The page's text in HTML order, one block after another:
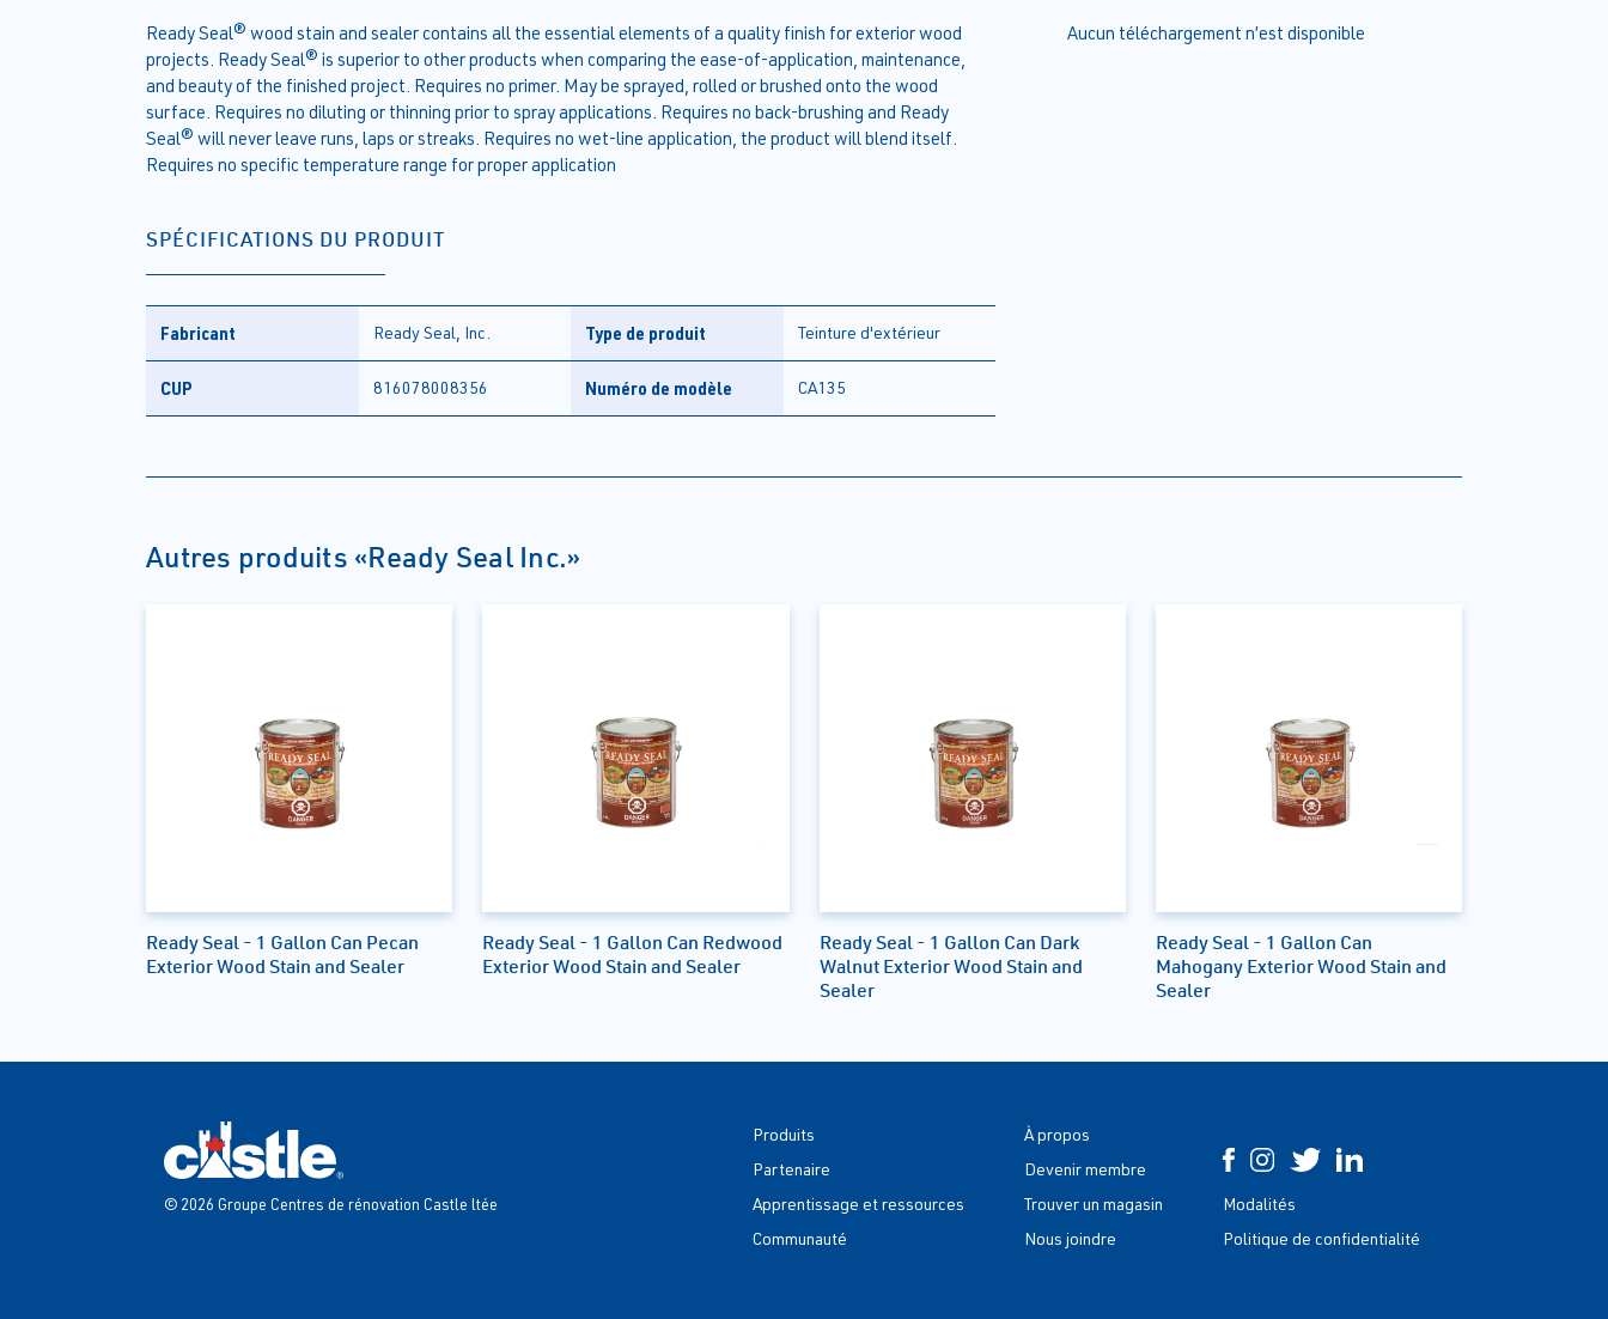
Ready Seal® wood stain and sealer contains all the essential elements of a quality finish for exterior wood
projects. Ready Seal® is superior to other products when comparing the ease-of-application, maintenance,
and beauty of the finished project. Requires no primer. May be sprayed, rolled or brushed onto the wood
surface. Requires no diluting or thinning prior to spray applications. Requires no back-brushing and Ready
Seal® will never leave runs, laps or streaks. Requires no wet-line application, the product will blend itself.
Requires no specific temperature range for proper application
SPÉCIFICATIONS DU PRODUIT
Fabricant Ready Seal, Inc. Type de produit Teinture d'extérieur
CUP 816078008356 Numéro de modèle CA135
Aucun téléchargement n’est disponible
Autres produits «Ready Seal Inc.»
Ready Seal - 1 Gallon Can Pecan
Exterior Wood Stain and Sealer
Ready Seal - 1 Gallon Can Redwood
Exterior Wood Stain and Sealer
Ready Seal - 1 Gallon Can Dark
Walnut Exterior Wood Stain and
Sealer
Ready Seal - 1 Gallon Can
Mahogany Exterior Wood Stain and
Sealer
© 2026 Groupe Centres de rénovation Castle ltée
Produits
Partenaire
Apprentissage et ressources
Communauté
À propos
Devenir membre
Trouver un magasin
Nous joindre
Modalités
Politique de confidentialité